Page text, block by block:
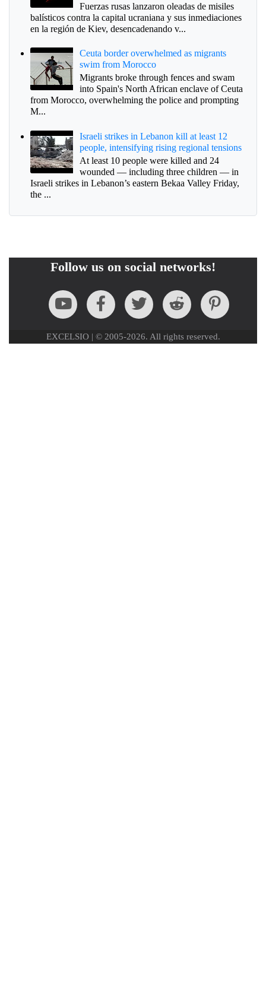
Fuerzas rusas lanzaron oleadas de misiles
balísticos contra la capital ucraniana y sus inmediaciones
en la región de Kiev, desencadenando v...
Ceuta border overwhelmed as migrants
swim from Morocco
Migrants broke through fences and swam
into Spain's North African enclave of Ceuta
from Morocco, overwhelming the police and prompting
M...
Israeli strikes in Lebanon kill at least 12
people, intensifying rising regional tensions
At least 10 people were killed and 24
wounded — including three children — in
Israeli strikes in Lebanon’s eastern Bekaa Valley Friday,
the ...
Follow us on social networks!
EXCELSIO | © 2005-2026. All rights reserved.